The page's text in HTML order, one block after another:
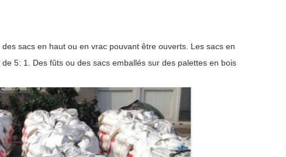
sacs en haut ou en vrac pouvant être ouverts. Les sacs en
5: 1. Des fûts ou des sacs emballés sur des palettes en bois